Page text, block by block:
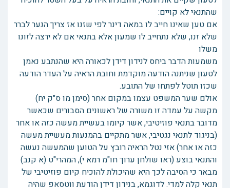
שהתנאי לא קויים:
אם טען שאינו חייב לו במאה דינר לפי שזנו אז צריך הנער לברר
שלא זנו, שלא נתחייב לו שמעון אלא בתנאי אם לא ירצה לזונו
משלו
משמעות הדבר ביחס לנידון דידן לכאורה היא שהנתבע נאמן
לטעון שניתנה הודעה מוקדמת וחובת הראיה על העדר הודעה
שכזו תוטל לפתחו של התובע.
אולם שער המשפט עצמו במקום אחר (סימן מו ס"ק יח)
מקשה על עמדה זו משורה של ראשונים הסבורים שכאשר
מדובר בתנאי פוזיטיבי, אשר קיומו בעשיית מעשה כזה או אחר
(בניגוד לתנאי נגטיבי, אשר מתקיים בהמנעות מעשיית מעשה
כזה או אחר) אזי נטל הראיה רובץ על הטוען שהמעשה נעשה
והתנאי בוצע (ראו שולחן ערוך חו"מ רמא י), המהרי"ט (א קנב)
מבאר כי הסיבה לכך היא שהיכולת להוכיח קיום פוזיטיבי של
תנאי קלה למדי. לדוגמא, בנידון דידן הודעת ווטסאפ שהיה